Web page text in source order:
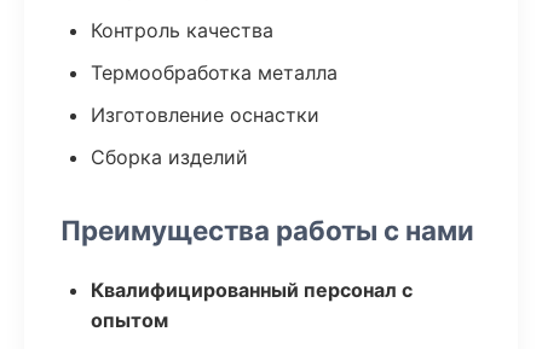
Контроль качества
Термообработка металла
Изготовление оснастки
Сборка изделий
Преимущества работы с нами
Квалифицированный персонал с
опытом